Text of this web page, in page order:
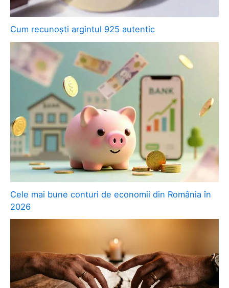
Cum recunoști argintul 925 autentic
Cele mai bune conturi de economii din România în
2026